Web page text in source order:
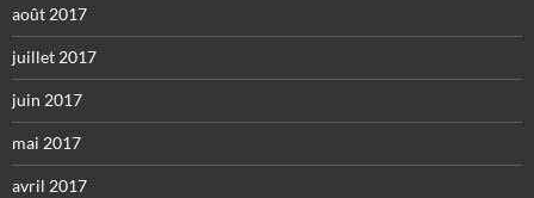
août 2017
juillet 2017
juin 2017
mai 2017
avril 2017